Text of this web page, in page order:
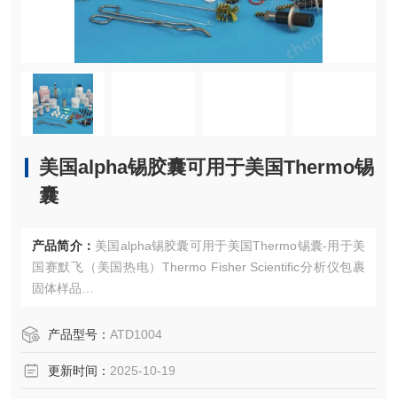
美国alpha锡胶囊可用于美国Thermo锡
囊
产品简介： 美国alpha锡胶囊可用于美国Thermo锡囊-用于美
国赛默飞（美国热电）Thermo Fisher Scientific分析仪包裹
固体样品
0，24005300
OEM厂商；我们提供的所有产品都是高质量高性价的，适用
产品型号： ATD1004
更新时间： 2025-10-19